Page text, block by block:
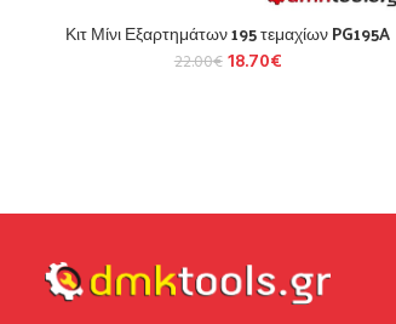
Κιτ Μίνι Εξαρτημάτων 195 τεμαχίων PG195A
22.00€ 18.70€